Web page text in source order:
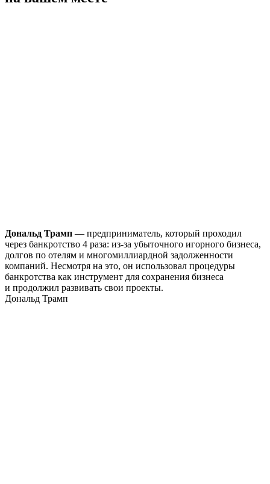
Дональд Трамп — предприниматель, который проходил
через банкротство 4 раза: из-за убыточного игорного бизнеса,
долгов по отелям и многомиллиардной задолженности
компаний. Несмотря на это, он использовал процедуры
банкротства как инструмент для сохранения бизнеса
и продолжил развивать свои проекты.
Дональд Трамп